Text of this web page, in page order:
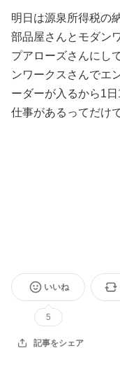
明日は源泉所得税の
部品屋さんとモダン
プアローズさんにし
ンワークスさんでエ
ーダーが入るから1
仕事があるってだけ
いいね
5
記事をシェア